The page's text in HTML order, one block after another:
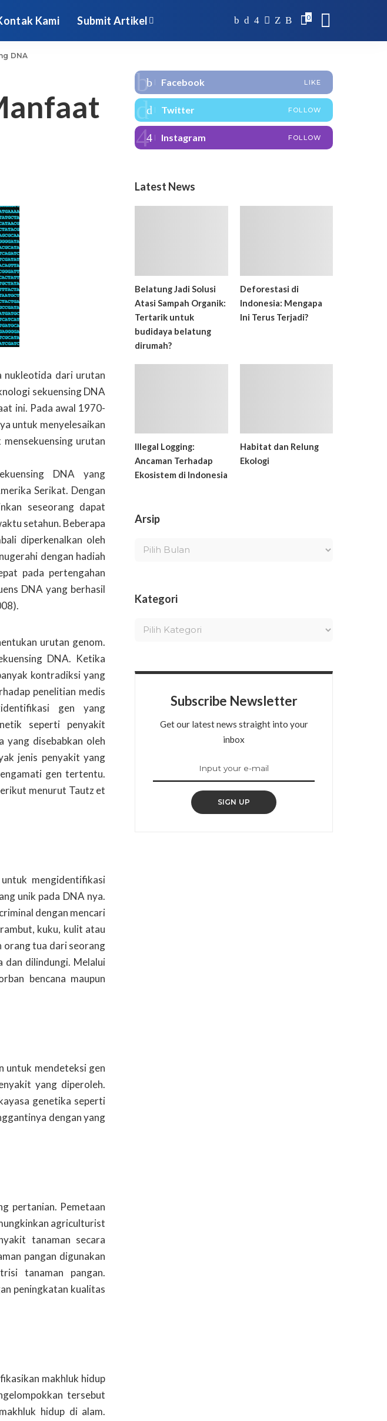
Kami Submit Artikel 0
DNA
nukleotida dari urutan
sekuensing DNA
ini. Pada awal 1970-
untuk menyelesaikan
urutan
DNA yang
Serikat. Dengan
seseorang dapat
setahun. Beberapa
diperkenalkan oleh
dengan hadiah
pada pertengahan
DNA yang berhasil
urutan genom.
DNA. Ketika
kontradiksi yang
penelitian medis
gen yang
seperti penyakit
yang disebabkan oleh
jenis penyakit yang
gen tertentu.
menurut Tautz et
mengidentifikasi
unik pada DNA nya.
dengan mencari
kuku, kulit atau
orang tua dari seorang
dan dilindungi. Melalui
bencana maupun
untuk mendeteksi gen
yang diperoleh.
genetika seperti
dengan yang
pertanian. Pemetaan
agriculturist
tanaman secara
pangan digunakan
tanaman pangan.
peningkatan kualitas
makhluk hidup
tersebut
hidup di alam.
Facebook LIKE
Twitter FOLLOW
Instagram FOLLOW
Latest News
Belatung Jadi Solusi
Atasi Sampah Organik:
Tertarik untuk
budidaya belatung
dirumah?
Deforestasi di
Indonesia: Mengapa
Ini Terus Terjadi?
Illegal Logging:
Ancaman Terhadap
Ekosistem di Indonesia
Habitat dan Relung
Ekologi
Arsip
Kategori
Subscribe Newsletter
Get our latest news straight into your
inbox
SIGN UP